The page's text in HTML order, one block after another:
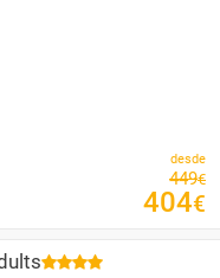
desde
449€
404€